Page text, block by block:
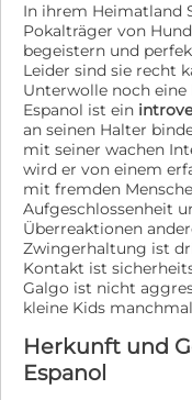
In ihrem Heimatland
Pokalträger von
begeistern und
Leider sind sie recht
Unterwolle noch
Espanol ist ein
an seinen Halter
mit seiner wachen
wird er von einem
mit fremden
Aufgeschlossenheit
Überreaktionen
Zwingerhaltung ist
Kontakt ist
Galgo ist nicht
kleine Kids
Herkunft und
Espanol